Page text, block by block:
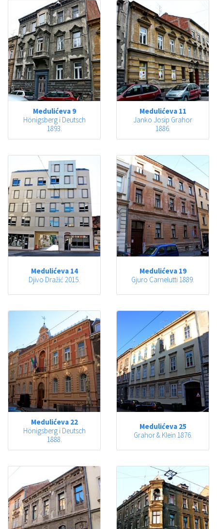
Medulićeva 9
Hönigsberg i Deutsch
1893.
Medulićeva 11
Janko Josip Grahor
1886.
Medulićeva 14
Djivo Dražić 2015.
Medulićeva 19
Gjuro Carnelutti 1889.
Medulićeva 22
Hönigsberg i Deutsch
1888.
Medulićeva 25
Grahor & Klein 1876.